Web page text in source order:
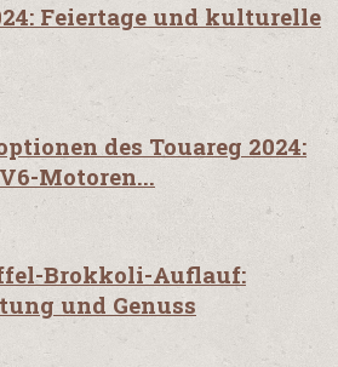
Feiertage und kulturelle
des Touareg 2024:
Motoren...
Brokkoli-Auflauf:
und Genuss